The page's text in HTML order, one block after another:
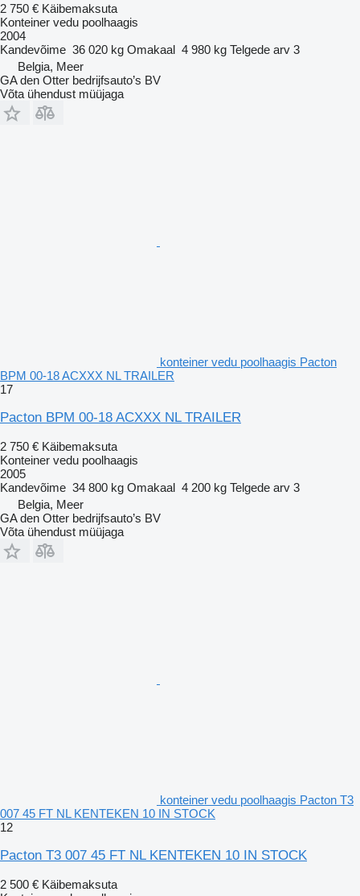
2 750 € Käibemaksuta
Konteiner vedu poolhaagis
2004
Kandevõime 36 020 kg Omakaal 4 980 kg Telgede arv 3
Belgia, Meer
GA den Otter bedrijfsauto’s BV
Võta ühendust müüjaga
konteiner vedu poolhaagis Pacton
BPM 00-18 ACXXX NL TRAILER
17
Pacton BPM 00-18 ACXXX NL TRAILER
2 750 € Käibemaksuta
Konteiner vedu poolhaagis
2005
Kandevõime 34 800 kg Omakaal 4 200 kg Telgede arv 3
Belgia, Meer
GA den Otter bedrijfsauto’s BV
Võta ühendust müüjaga
konteiner vedu poolhaagis Pacton T3
007 45 FT NL KENTEKEN 10 IN STOCK
12
Pacton T3 007 45 FT NL KENTEKEN 10 IN STOCK
2 500 € Käibemaksuta